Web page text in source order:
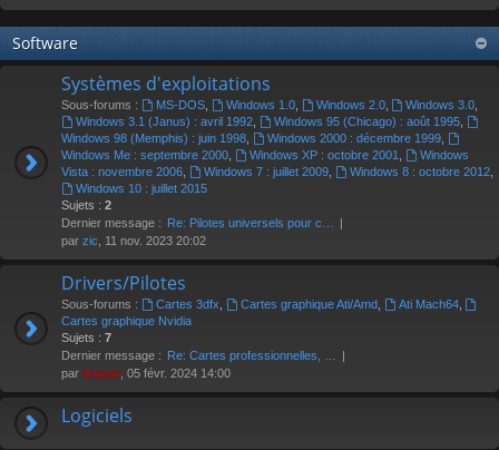
Software
Systèmes d'exploitations
Sous-forums : MS-DOS, Windows 1.0, Windows 2.0, Windows 3.0
Windows 3.1 (Janus) : avril 1992, Windows 95 (Chicago) : août 1995,
Windows 98 (Memphis) : juin 1998
Windows 2000 : décembre 1999,
Windows Me : septembre 2000
Windows XP : octobre 2001
Windows
Vista : novembre 2006
Windows 7 : juillet 2009, Windows 8 : octobre 2012,
Windows 10 : juillet 2015
Sujets : 2
Dernier message : Re: Pilotes universels pour c…
par zic , 11 nov. 2023 20:02
Drivers/Pilotes
Sous-forums : Cartes 3dfx Cartes graphique Ati/Amd, Ati Mach64,
Cartes graphique Nvidia
Sujets : 7
Dernier message : Re: Cartes professionnelles, …
par keyser , 05 févr. 2024 14:00
Logiciels